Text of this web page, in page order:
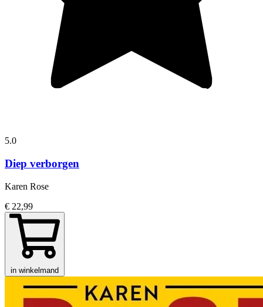
5.0
Diep verborgen
Karen Rose
€ 22,99
in winkelmand